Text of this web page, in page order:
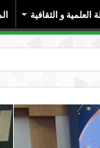
العلمية و الثقافية